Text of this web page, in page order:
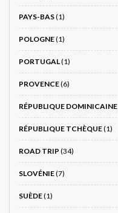
PAYS-BAS(1)
POLOGNE(1)
PORTUGAL(1)
PROVENCE(6)
RÉPUBLIQUE DOMINICAINE
RÉPUBLIQUE TCHÈQUE(1)
ROAD TRIP (34)
SLOVÉNIE(7)
SUÈDE(1)